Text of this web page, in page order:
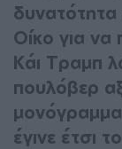
δυνατότητα
Οίκο για
Κάι Τραμπ
πουλόβερ
έγινε έτσι